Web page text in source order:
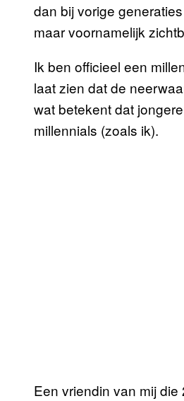
dan bij vorige
maar voornamelijk
Ik ben officieel een
laat zien dat de
wat betekent dat
millennials (zoals ik).
Een vriendin van mij